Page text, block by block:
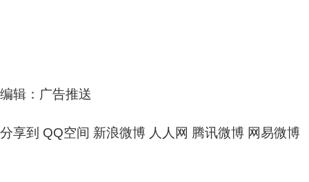
编辑：广告推送
分享到 QQ空间 新浪微博 人人网 腾讯微博 网易微博